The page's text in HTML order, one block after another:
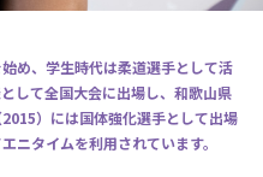
め、学生時代は柔道選手として活
して全国大会に出場し、和歌山県
）には国体強化選手として出場
ニタイムを利用されています。